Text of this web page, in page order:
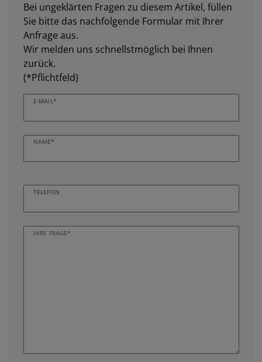
Bei ungeklärten Fragen zu diesem Artikel, füllen
Sie bitte das nachfolgende Formular mit Ihrer
Anfrage aus.
Wir melden uns schnellstmöglich bei Ihnen
zurück.
(*Pflichtfeld)
E-MAIL*
NAME*
TELEFON
IHRE FRAGE*